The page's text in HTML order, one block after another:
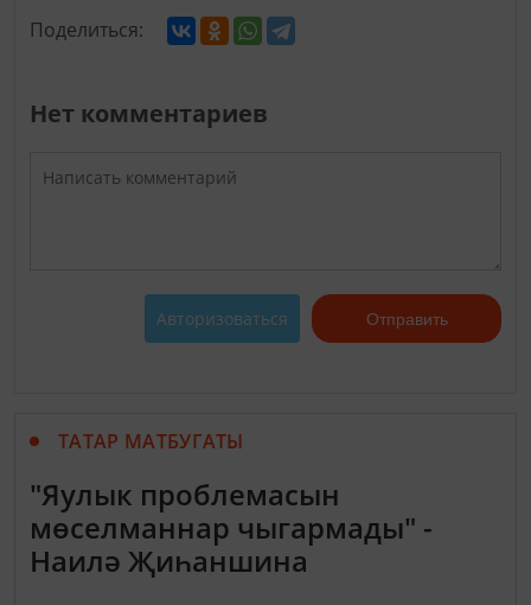
Поделиться:
Нет комментариев
Авторизоваться Отправить
ТАТАР МАТБУГАТЫ
"Яулык проблемасын
мөселманнар чыгармады" -
Наилә Җиһаншина